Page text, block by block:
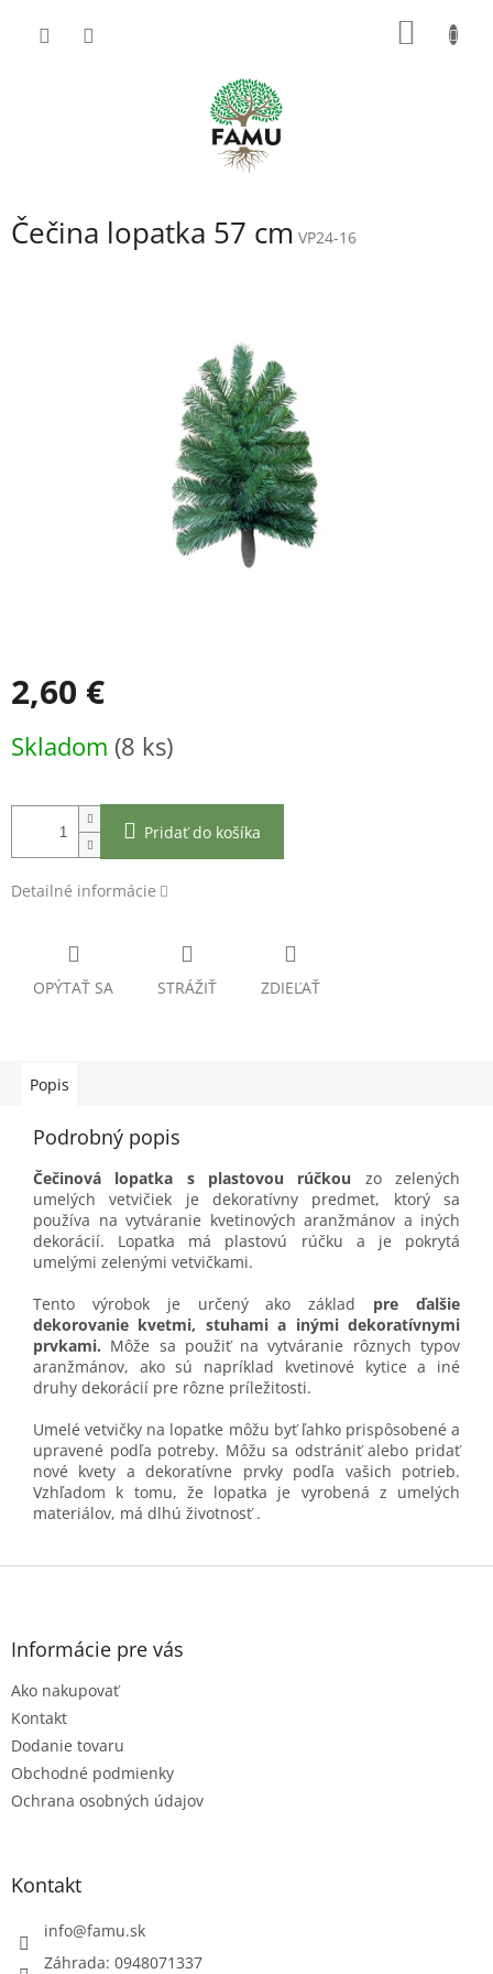
Čečina lopatka 57 cm VP24-16
2,60 €
cena:
Skladom (8 ks)
Pridať do košíka
Detailné informácie
OPÝTAŤ SA STRÁŽIŤ ZDIEĽAŤ
Popis
Podrobný popis
Čečinová lopatka s plastovou rúčkou
zo zelených
umelých vetvičiek je dekoratívny predmet, ktorý sa
používa na vytváranie kvetinových aranžmánov a iných
dekorácií. Lopatka má plastovú rúčku a je pokrytá
umelými zelenými vetvičkami.
Tento výrobok je určený ako základ
pre ďalšie
dekorovanie kvetmi, stuhami a inými dekoratívnymi
prvkami. Môže sa použiť na vytváranie rôznych typov
aranžmánov, ako sú napríklad kvetinové kytice a iné
druhy dekorácií pre rôzne príležitosti.
Umelé vetvičky na lopatke môžu byť ľahko prispôsobené a
upravené podľa potreby. Môžu sa odstrániť alebo pridať
nové kvety a dekoratívne prvky podľa vašich potrieb.
Vzhľadom k tomu, že lopatka je vyrobená z umelých
materiálov, má dlhú životnosť .
Z
Informácie pre vás
Ako nakupovať
Kontakt
Dodanie tovaru
Obchodné podmienky
Ochrana osobných údajov
Kontakt
info@famu.sk
Záhrada: 0948071337